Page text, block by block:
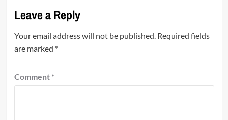
Leave a Reply
Your email address will not be published. Required fields
are marked *
Comment *